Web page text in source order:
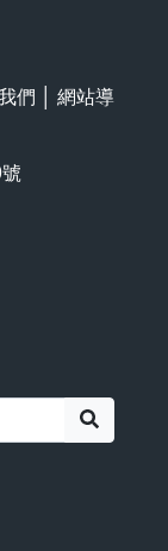
們
網站導